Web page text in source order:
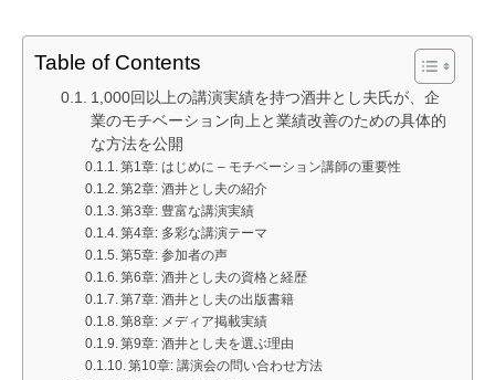
Table of Contents
1,000回以上の講演実績を持つ酒井とし夫氏が、企
業のモチベーション向上と業績改善のための具体的
な方法を公開
第1章: はじめに – モチベーション講師の重要性
第2章: 酒井とし夫の紹介
第3章: 豊富な講演実績
第4章: 多彩な講演テーマ
第5章: 参加者の声
第6章: 酒井とし夫の資格と経歴
第7章: 酒井とし夫の出版書籍
第8章: メディア掲載実績
第9章: 酒井とし夫を選ぶ理由
第10章: 講演会の問い合わせ方法